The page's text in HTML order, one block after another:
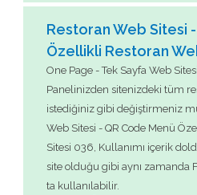
Restoran Web Sitesi
Özellikli Restoran
One Page - Tek Sayfa Web
Panelinizden sitenizdeki tüm
istediğiniz gibi değiştirmeniz
Web Sitesi - QR Code Menü
Sitesi 036, Kullanımı içerik
site olduğu gibi aynı zamanda
ta kullanılabilir.